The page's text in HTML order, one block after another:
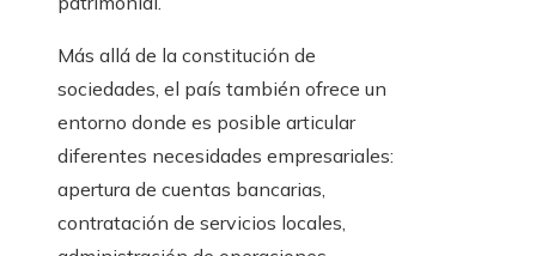
Más allá de la constitución de
sociedades, el país también ofrece un
entorno donde es posible articular
diferentes necesidades empresariales:
apertura de cuentas bancarias,
contratación de servicios locales,